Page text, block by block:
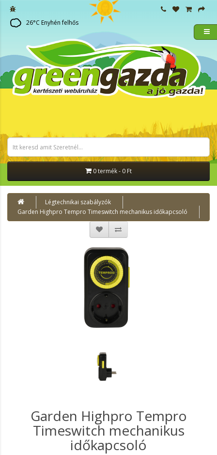
26°C Enyhén felhős
0 termék - 0 Ft
Légtechnikai szabályzók
Garden Highpro Tempro Timeswitch mechanikus időkapcsoló
Garden Highpro Tempro
Timeswitch mechanikus
időkapcsoló